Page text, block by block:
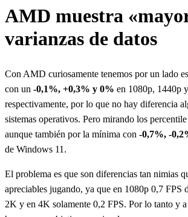
AMD muestra
varianzas de datos
Con AMD curiosamente tenemos por un lado
con un -0,1%, +0,3% y 0% en 1080p, 1440p
respectivamente, por lo que no hay diferencia
sistemas operativos. Pero mirando los
aunque también por la mínima con -0,7%, -
de Windows 11.
El problema es que son diferencias tan nimias
apreciables jugando, ya que en 1080p 0,7 FPS
2K y en 4K solamente 0,2 FPS. Por lo tanto y